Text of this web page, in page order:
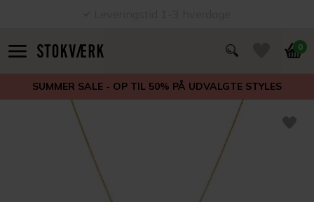
0
SUMMER SALE - OP TIL 50% PÅ UDVALGTE STYLES